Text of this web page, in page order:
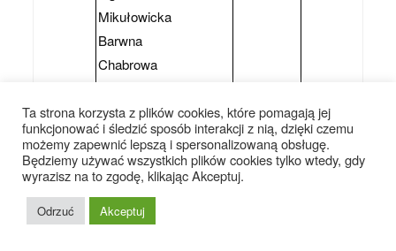
Mikułowicka
Barwna
Chabrowa
Szafirowa
Błękitna
Turkusowa
Partyzantów
27.07.2026
Ta strona korzysta z plików cookies, które pomagają jej
funkcjonować i śledzić sposób interakcji z nią, dzięki czemu
możemy zapewnić lepszą i spersonalizowaną obsługę.
Będziemy używać wszystkich plików cookies tylko wtedy, gdy
wyrazisz na to zgodę, klikając Akceptuj.
Odrzuć Akceptuj